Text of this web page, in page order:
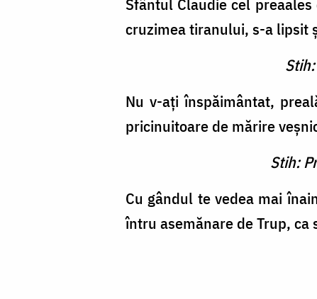
cruzimea tiranului, s-a lipsit
Nu v-aţi înspăimântat,
pricinuitoare de mărire
Stih:
Cu gândul te vedea mai
întru asemănare de Trup,